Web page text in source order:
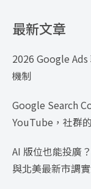
最新文章
2026 Google
機制
Google Search
YouTube，社群
AI 版位也能投廣
與北美最新市調